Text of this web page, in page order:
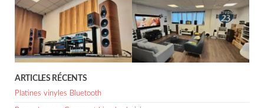
ARTICLES RÉCENTS
Platines vinyles Bluetooth